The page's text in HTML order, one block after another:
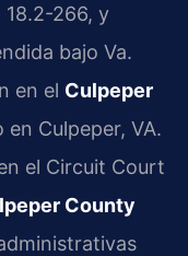
18.2-266, y
bajo Va.
en el Culpeper
en Culpeper, VA.
el Circuit Court
County